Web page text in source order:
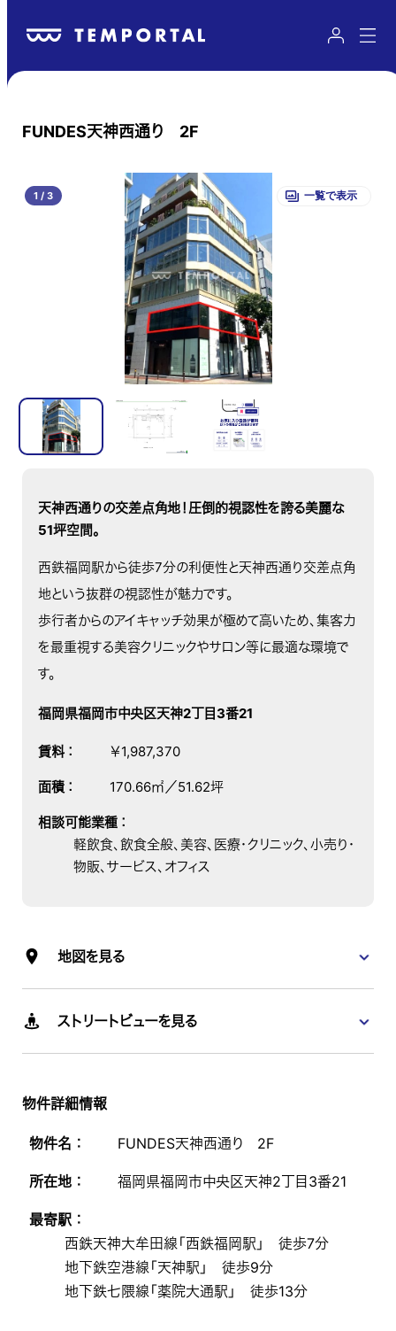
FUNDES天神西通り 2F
1 / 3 一覧で表示
天神西通りの交差点角地！圧倒的視認性を誇る美麗な
51坪空間。
西鉄福岡駅から徒歩7分の利便性と天神西通り交差点角
地という抜群の視認性が魅力です。
歩行者からのアイキャッチ効果が極めて高いため、集客力
を最重視する美容クリニックやサロン等に最適な環境で
す。
福岡県福岡市中央区天神2丁目3番21
賃料： ￥1,987,370
面積： 170.66㎡／51.62坪
相談可能業種：
軽飲食、飲食全般、美容、医療・クリニック、小売り・
物販、サービス、オフィス
地図を見る
ストリートビューを見る
物件詳細情報
物件名 ： FUNDES天神西通り 2F
所在地 ： 福岡県福岡市中央区天神2丁目3番21
最寄駅 ：
西鉄天神大牟田線「西鉄福岡駅」 徒歩7分
地下鉄空港線「天神駅」 徒歩9分
地下鉄七隈線「薬院大通駅」 徒歩13分